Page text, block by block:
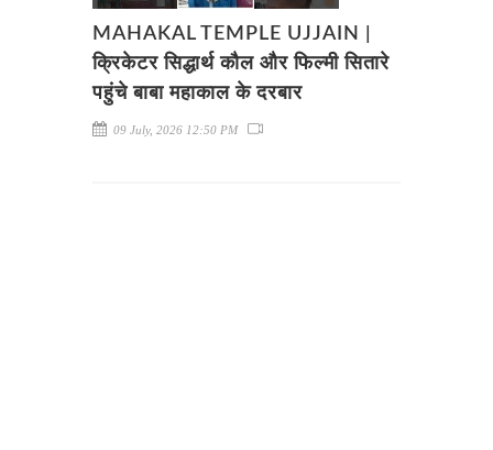
MAHAKAL TEMPLE UJJAIN |
क्रिकेटर सिद्धार्थ कौल और फिल्मी सितारे
पहुंचे बाबा महाकाल के दरबार
09 July, 2026 12:50 PM